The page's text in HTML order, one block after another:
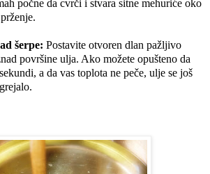
počne da cvrči i stvara sitne mehuriće oko
šerpe: Postavite otvoren dlan pažljivo
površine ulja. Ako možete opušteno da
a da vas toplota ne peče, ulje se još